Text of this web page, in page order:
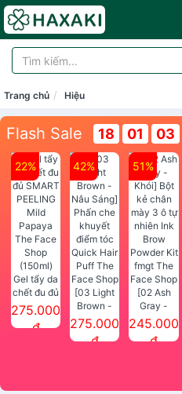
Trang chủ Hiệu
Flash Sale 18 01 03
22%
Gel tẩy da
chết đu đủ
SMART
PEELING
275.000
đ
42%
[03 Light
Brown -
Nâu Sáng]
Phấn che
275.000
đ
51%
[02 Ash
Gray -
Khói] Bột
kẻ chân
245.000
đ